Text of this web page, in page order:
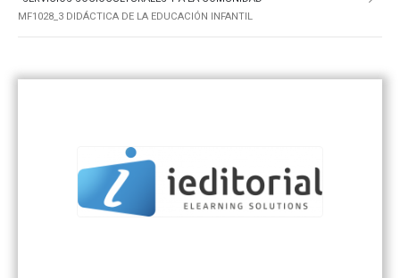
MF1028_3 DIDÁCTICA DE LA EDUCACIÓN INFANTIL